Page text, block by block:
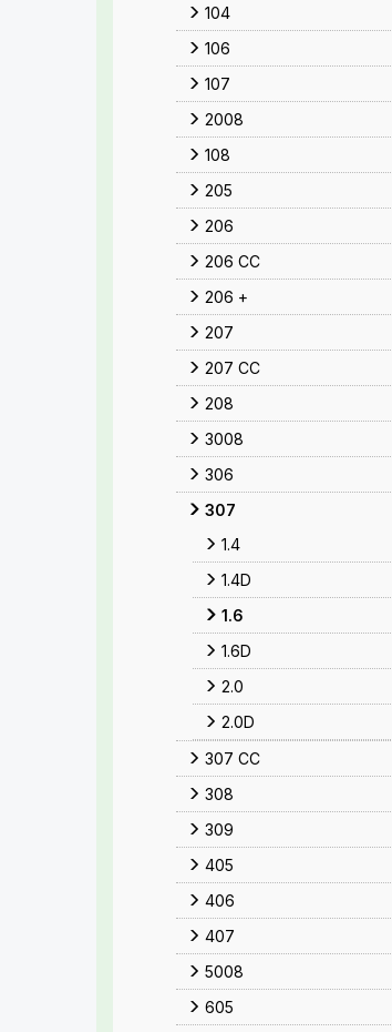
104
106
107
2008
108
205
206
206 CC
206 +
207
207 CC
208
3008
306
307
1.4
1.4D
1.6
1.6D
2.0
2.0D
307 CC
308
309
405
406
407
5008
605